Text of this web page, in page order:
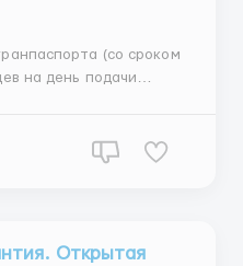
на день подачи
•Анкета; •Приглашение
Открытая